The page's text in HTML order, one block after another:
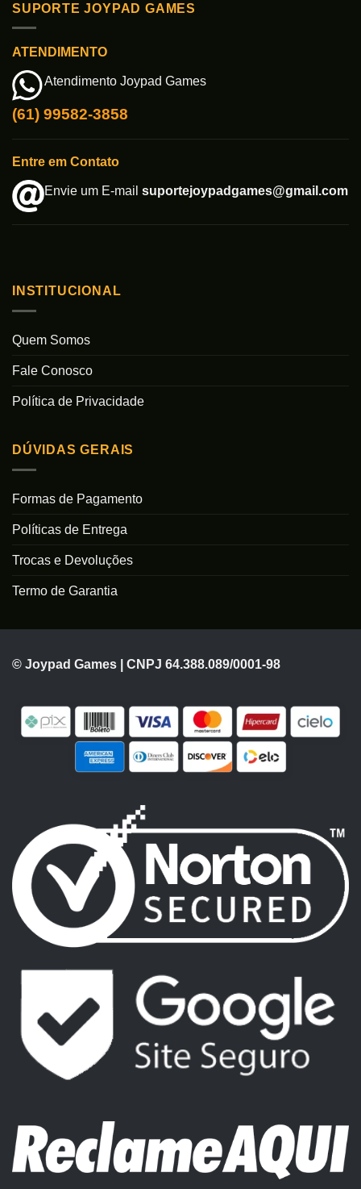
SUPORTE JOYPAD GAMES
ATENDIMENTO
Atendimento Joypad Games
(61) 99582-3858
Entre em Contato
Envie um E-mail suportejoypadgames@gmail.com
INSTITUCIONAL
Quem Somos
Fale Conosco
Política de Privacidade
DÚVIDAS GERAIS
Formas de Pagamento
Políticas de Entrega
Trocas e Devoluções
Termo de Garantia
© Joypad Games | CNPJ 64.388.089/0001-98